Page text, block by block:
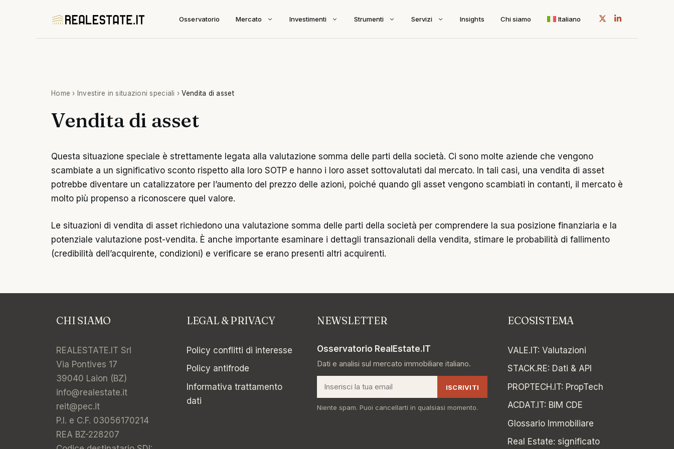
Osservatorio Mercato Investimenti Strumenti Servizi Insights Chi siamo Italiano
Home › Investire in situazioni speciali ›Vendita di asset
Vendita di asset
Questa situazione speciale è strettamente legata alla valutazione somma delle parti della società. Ci sono molte aziende che vengono
scambiate a un significativo sconto rispetto alla loro SOTP e hanno i loro asset sottovalutati dal mercato. In tali casi, una vendita di asset
potrebbe diventare un catalizzatore per l’aumento del prezzo delle azioni, poiché quando gli asset vengono scambiati in contanti, il mercato è
molto più propenso a riconoscere quel valore.
Le situazioni di vendita di asset richiedono una valutazione somma delle parti della società per comprendere la sua posizione finanziaria e la
potenziale valutazione post-vendita. È anche importante esaminare i dettagli transazionali della vendita, stimare le probabilità di fallimento
(credibilità dell’acquirente, condizioni) e verificare se erano presenti altri acquirenti.
CHI SIAMO
REALESTATE.IT Srl
Via Pontives 17
39040 Laion (BZ)
info@realestate.it
reit@pec.it
P.I. e C.F. 03056170214
REA BZ-228207
LEGAL & PRIVACY
Policy conflitti di interesse
Policy antifrode
Informativa trattamento
dati
NEWSLETTER
Osservatorio RealEstate.IT
Dati e analisi sul mercato immobiliare italiano.
Email ISCRIVITI
Niente spam. Puoi cancellarti in qualsiasi momento.
ECOSISTEMA
VALE.IT:Valutazioni
STACK.RE: Dati & API
PROPTECH.IT: PropTech
ACDAT.IT: BIM CDE
Glossario Immobiliare
Real Estate: significato